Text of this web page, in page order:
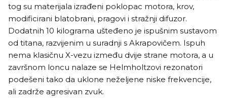
tog su materijala izrađeni poklopac motora, krov,
modificirani blatobrani, pragovi i stražnji difuzor.
Dodatnih 10 kilograma ušteđeno je ispušnim sustavom
od titana, razvijenim u suradnji s Akrapovičem. Ispuh
nema klasičnu X-vezu između dvije strane motora, a u
završnom loncu nalaze se Helmholtzovi rezonatori
podešeni tako da uklone neželjene niske frekvencije,
ali zadrže agresivan zvuk.